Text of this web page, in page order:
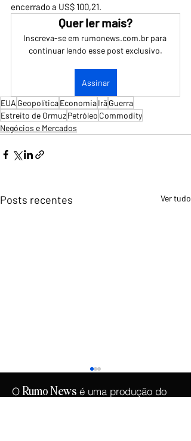
encerrado a US$ 100,21.
Quer ler mais?
Inscreva-se em rumonews.com.br para
continuar lendo esse post exclusivo.
Assinar
EUA GeopolíticaEconomiaIrãGuerra
Estreito de OrmuzPetróleo Commodity
Negócios e Mercados
Posts recentes Ver tudo
O Rumo News é uma produção do